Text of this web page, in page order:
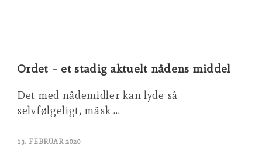
Ordet – et stadig aktuelt nådens middel
Det med nådemidler kan lyde så
selvfølgeligt, måsk …
13. FEBRUAR 2020